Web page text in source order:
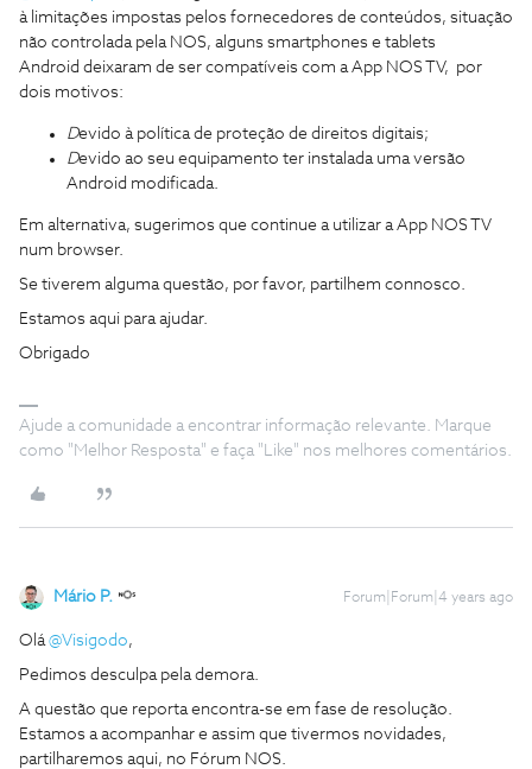
à limitações impostas pelos fornecedores de conteúdos, situação
não controlada pela NOS, alguns smartphones e tablets
Android deixaram de ser compatíveis com a App NOS TV, por
dois motivos:
Devido à política de proteção de direitos digitais;
Devido ao seu equipamento ter instalada uma versão
Android modificada.
Em alternativa, sugerimos que continue a utilizar a App NOS TV
num browser.
Se tiverem alguma questão, por favor, partilhem connosco.
Estamos aqui para ajudar.
Obrigado
Ajude a comunidade a encontrar informação relevante. Marque
como "Melhor Resposta" e faça "Like" nos melhores comentários.
Mário P. Forum|Forum|4 years ago
Olá@Visigodo,
Pedimos desculpa pela demora.
A questão que reporta encontra-se em fase de resolução.
Estamos a acompanhar e assim que tivermos novidades,
partilharemos aqui, no Fórum NOS.